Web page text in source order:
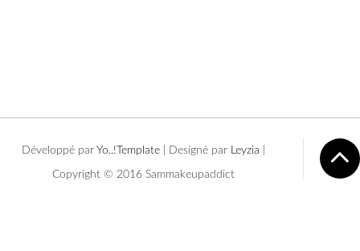
Développé par Yo..!Template | Designé par Leyzia
Copyright © 2016 Sammakeupaddict